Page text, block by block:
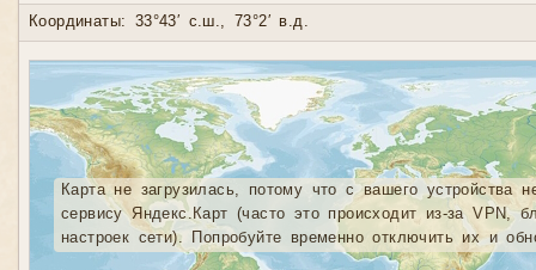
Координаты: 33°43′ с.ш., 73°2′ в.д.
Карта не загрузилась, потому что с вашего устройства
сервису Яндекс.Карт (часто это происходит из-за VPN,
настроек сети). Попробуйте временно отключить их и